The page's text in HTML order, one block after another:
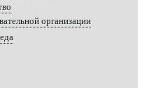
организации